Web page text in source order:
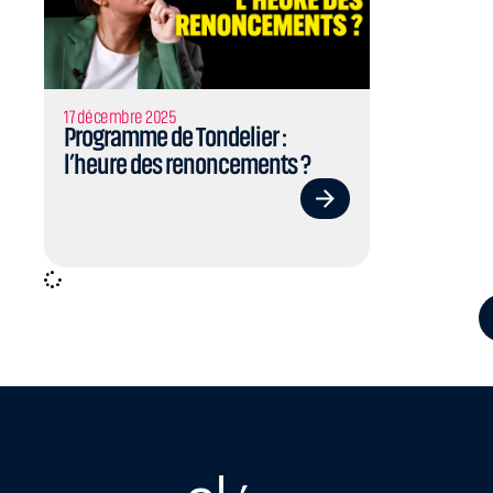
17 décembre 2025
Programme de Tondelier :
l’heure des renoncements ?